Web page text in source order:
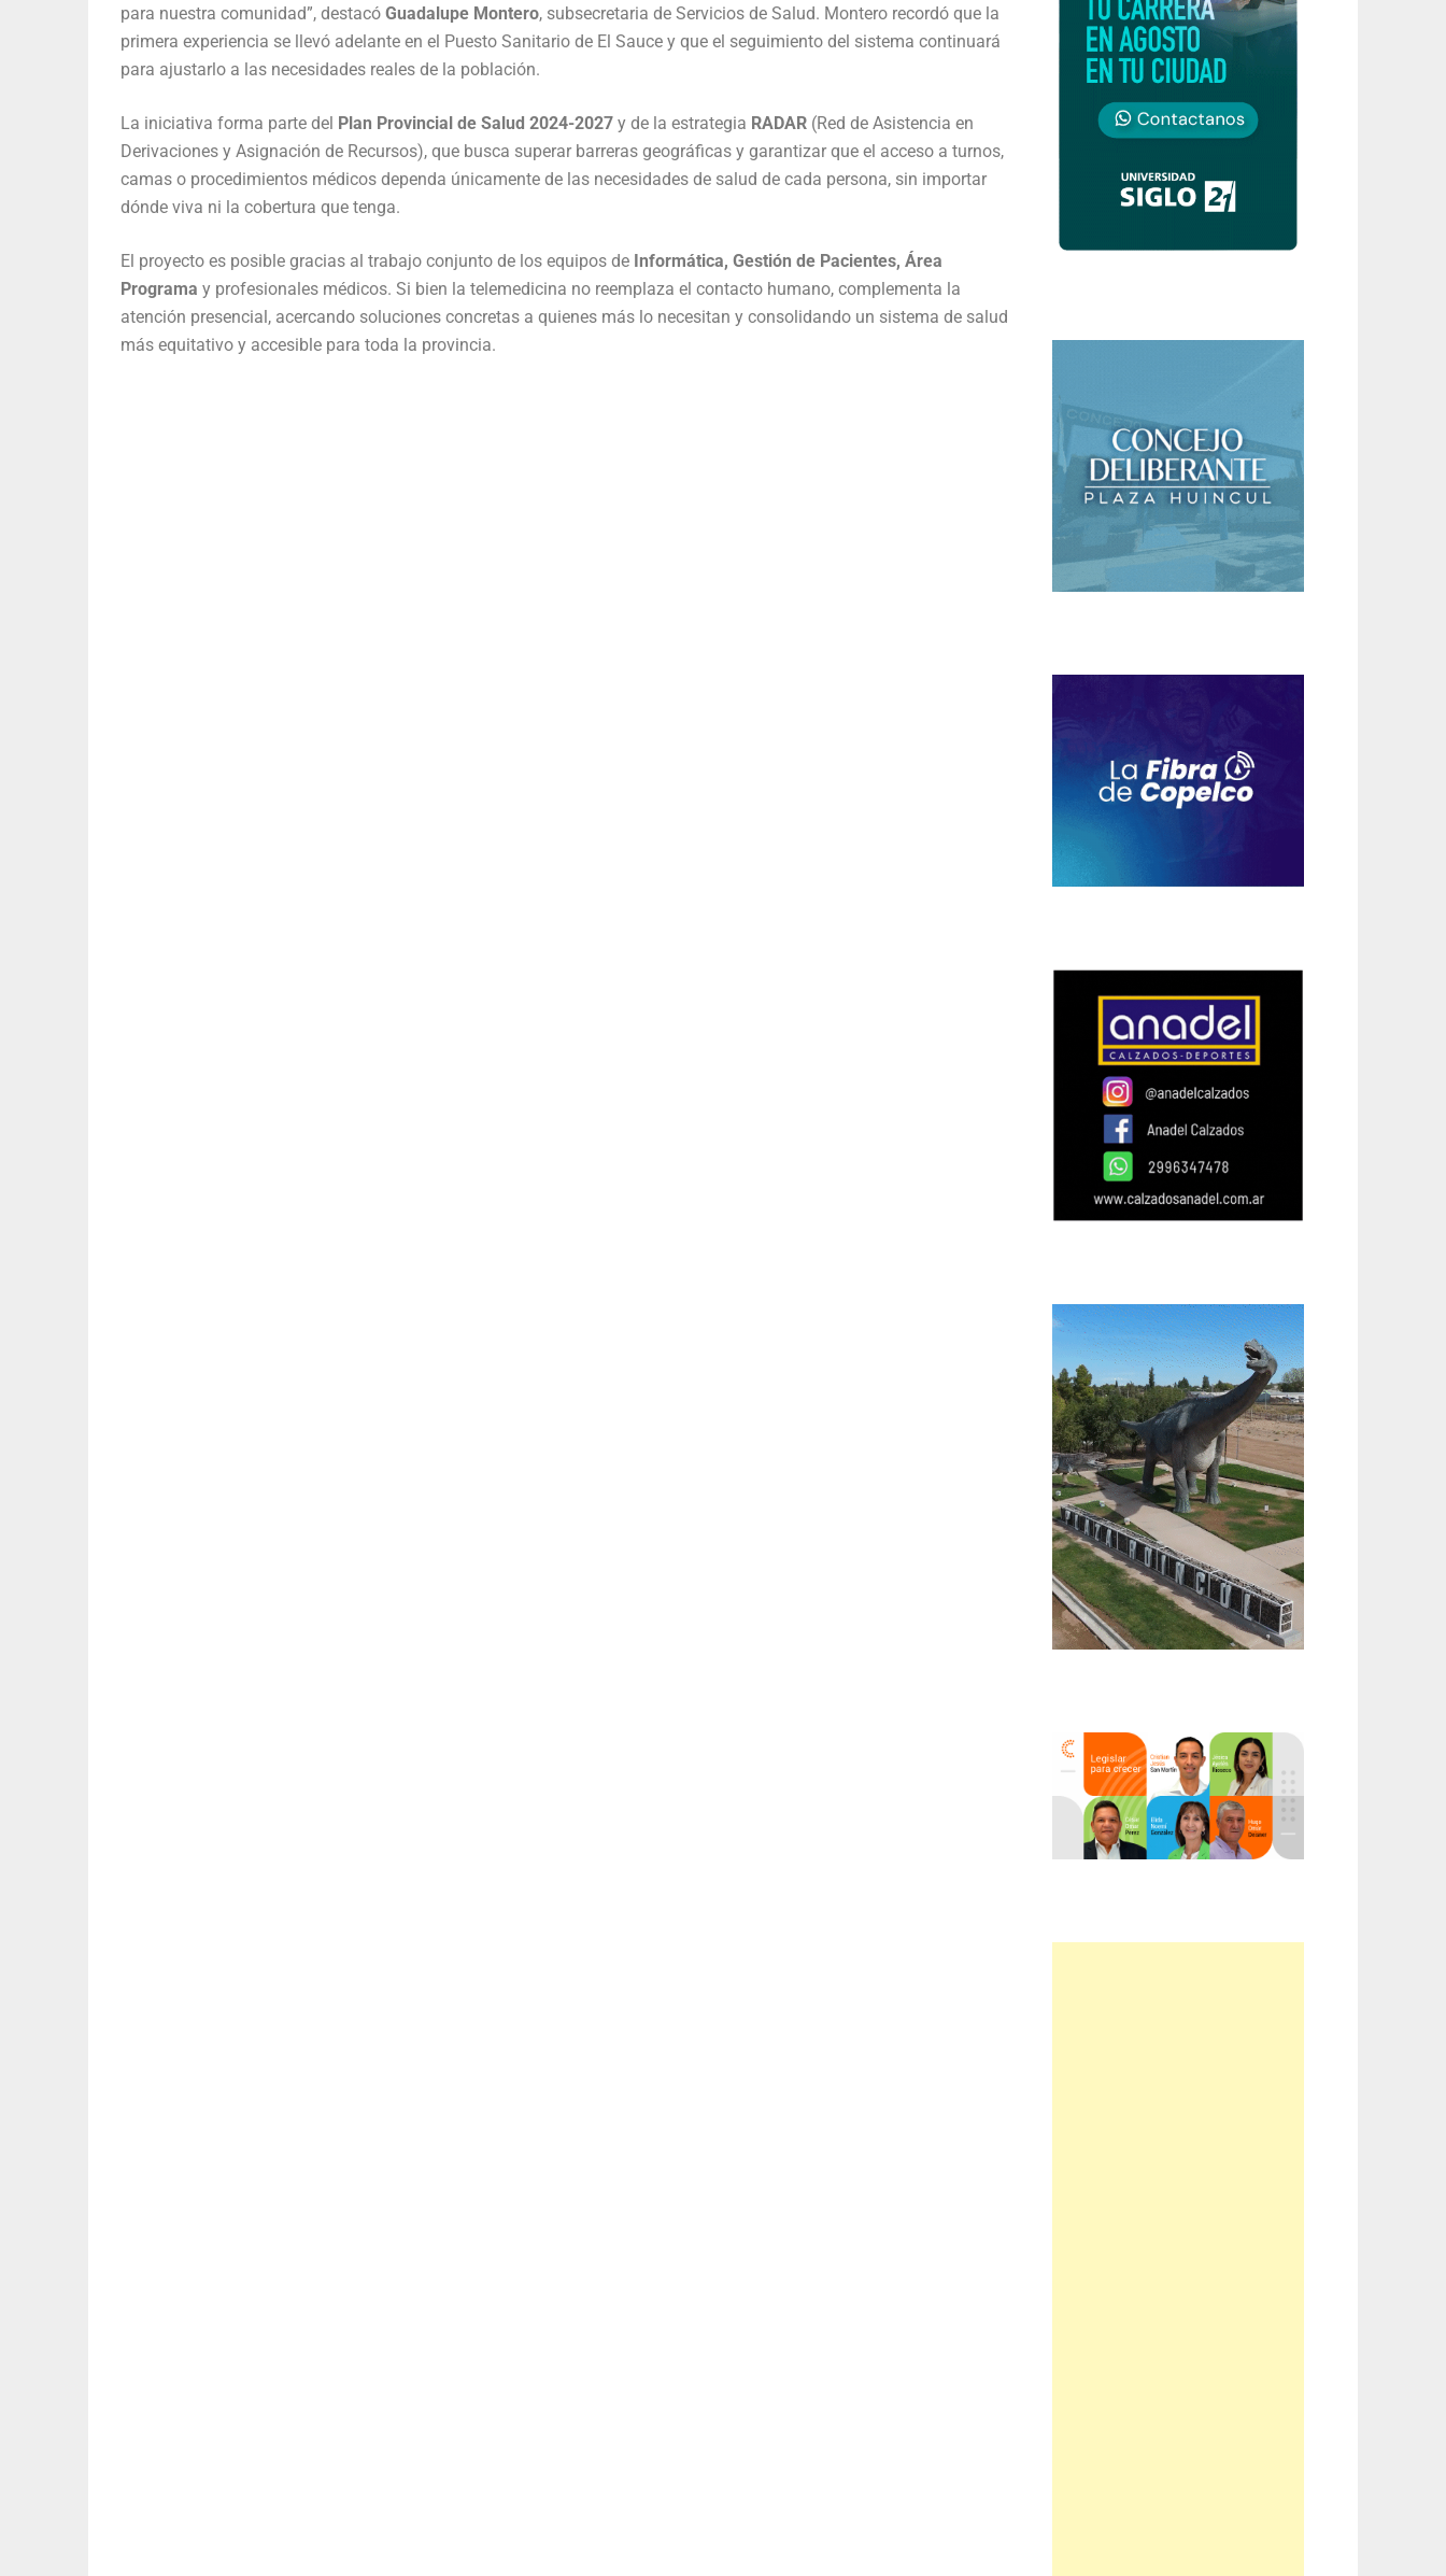
para nuestra comunidad”, destacó Guadalupe Montero, subsecretaria de Servicios de Salud. Montero recordó que la
primera experiencia se llevó adelante en el Puesto Sanitario de El Sauce y que el seguimiento del sistema continuará
para ajustarlo a las necesidades reales de la población.
La iniciativa forma parte del Plan Provincial de Salud 2024-2027 y de la estrategia RADAR (Red de Asistencia en
Derivaciones y Asignación de Recursos), que busca superar barreras geográficas y garantizar que el acceso a turnos,
camas o procedimientos médicos dependa únicamente de las necesidades de salud de cada persona, sin importar
dónde viva ni la cobertura que tenga.
El proyecto es posible gracias al trabajo conjunto de los equipos de Informática, Gestión de Pacientes, Área
Programa y profesionales médicos. Si bien la telemedicina no reemplaza el contacto humano, complementa la
atención presencial, acercando soluciones concretas a quienes más lo necesitan y consolidando un sistema de salud
más equitativo y accesible para toda la provincia.